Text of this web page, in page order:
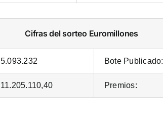
Cifras del sorteo Euromillones
5.093.232 Bote Publicado:
11.205.110,40 Premios: